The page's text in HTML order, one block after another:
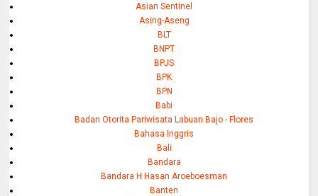
Asian Sentinel
Asing-Aseng
BLT
BNPT
BPJS
BPK
BPN
Babi
Badan Otorita Pariwisata Labuan Bajo - Flores
Bahasa Inggris
Bali
Bandara
Bandara H Hasan Aroeboesman
Banten